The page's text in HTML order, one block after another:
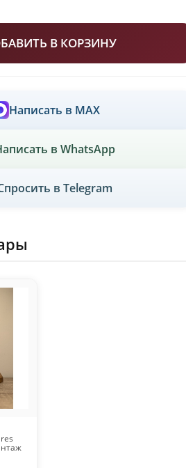
В КОРЗИНУ
Написать в MAX
в WhatsApp
в Telegram